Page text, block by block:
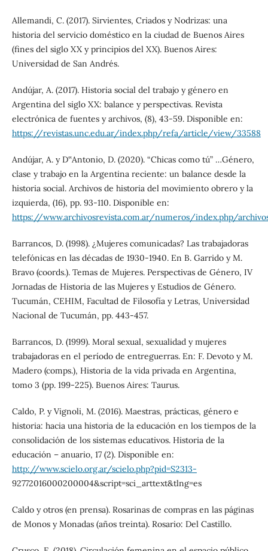
Allemandi, C. (2017). Sirvientes, Criados y Nodrizas: una
historia del servicio doméstico en la ciudad de Buenos Aires
(fines del siglo XX y principios del XX). Buenos Aires:
Universidad de San Andrés.
Andújar, A. (2017). Historia social del trabajo y género en
Argentina del siglo XX: balance y perspectivas. Revista
electrónica de fuentes y archivos, (8), 43-59. Disponible en:
https://revistas.unc.edu.ar/index.php/refa/article/view/33588
Andújar, A. y D‟Antonio, D. (2020). “Chicas como tú” …Género,
clase y trabajo en la Argentina reciente: un balance desde la
historia social. Archivos de historia del movimiento obrero y la
izquierda, (16), pp. 93-110. Disponible en:
https://www.archivosrevista.com.ar/numeros/index.php/
Barrancos, D. (1998). ¿Mujeres comunicadas? Las trabajadoras
telefónicas en las décadas de 1930-1940. En B. Garrido y M.
Bravo (coords.). Temas de Mujeres. Perspectivas de Género, IV
Jornadas de Historia de las Mujeres y Estudios de Género.
Tucumán, CEHIM, Facultad de Filosofía y Letras, Universidad
Nacional de Tucumán, pp. 443-457.
Barrancos, D. (1999). Moral sexual, sexualidad y mujeres
trabajadoras en el período de entreguerras. En: F. Devoto y M.
Madero (comps.), Historia de la vida privada en Argentina,
tomo 3 (pp. 199-225). Buenos Aires: Taurus.
Caldo, P. y Vignoli, M. (2016). Maestras, prácticas, género e
historia: hacia una historia de la educación en los tiempos de la
consolidación de los sistemas educativos. Historia de la
educación – anuario, 17 (2). Disponible en:
http://www.scielo.org.ar/scielo.php?pid=S2313-
92772016000200004&script=sci_arttext&tlng=es
Caldo y otros (en prensa). Rosarinas de compras en las páginas
de Monos y Monadas (años treinta). Rosario: Del Castillo.